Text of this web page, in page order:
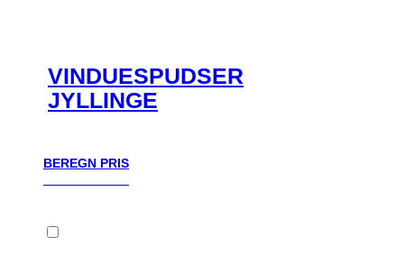
VINDUESPUDSER
JYLLINGE
BEREGN PRIS